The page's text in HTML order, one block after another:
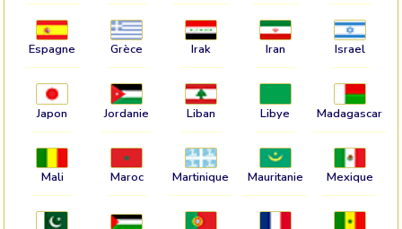
Espagne Grèce Irak Iran Israel
Japon Jordanie Liban Libye Madagascar
Mali Maroc Martinique Mauritanie Mexique